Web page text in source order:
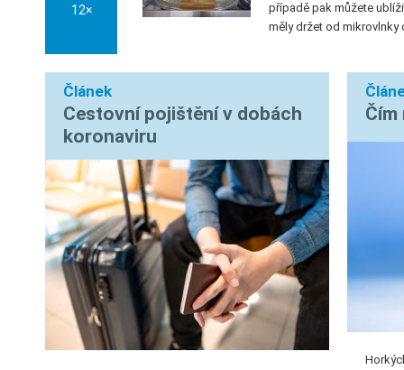
12×
případě pak můžete
měly držet od
Článek
Cestovní pojištění v dobách
koronaviru
Čím